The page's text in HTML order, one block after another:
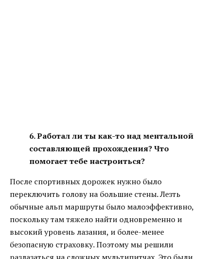
6. Работал ли ты как-то над ментальной
составляющей прохождения? Что
помогает тебе настроиться?
После спортивных дорожек нужно было
переключить голову на большие стены. Лезть
обычные альп маршруты было малоэффективно,
поскольку там тяжело найти одновременно и
высокий уровень лазания, и более-менее
безопасную страховку. Поэтому мы решили